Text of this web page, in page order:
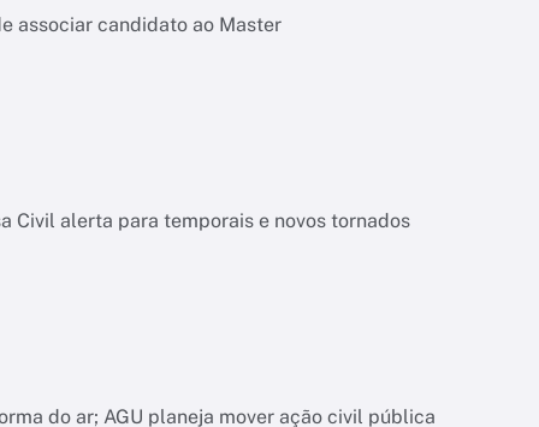
associar candidato ao Master
Civil alerta para temporais e novos tornados
do ar; AGU planeja mover ação civil pública